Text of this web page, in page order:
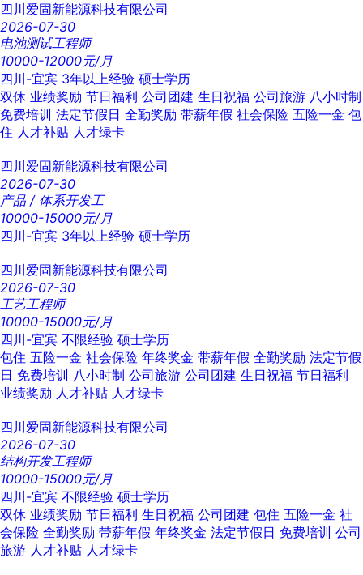
四川爱固新能源科技有限公司
2026-07-30
电池测试工程师
10000-12000元/月
四川-宜宾 3年以上经验 硕士学历
双休 业绩奖励 节日福利 公司团建 生日祝福 公司旅游 八小时制
免费培训 法定节假日 全勤奖励 带薪年假 社会保险 五险一金 包
住 人才补贴 人才绿卡
四川爱固新能源科技有限公司
2026-07-30
产品 / 体系开发工
10000-15000元/月
四川-宜宾 3年以上经验 硕士学历
四川爱固新能源科技有限公司
2026-07-30
工艺工程师
10000-15000元/月
四川-宜宾 不限经验 硕士学历
包住 五险一金 社会保险 年终奖金 带薪年假 全勤奖励 法定节假
日 免费培训 八小时制 公司旅游 公司团建 生日祝福 节日福利
业绩奖励 人才补贴 人才绿卡
四川爱固新能源科技有限公司
2026-07-30
结构开发工程师
10000-15000元/月
四川-宜宾 不限经验 硕士学历
双休 业绩奖励 节日福利 生日祝福 公司团建 包住 五险一金 社
会保险 全勤奖励 带薪年假 年终奖金 法定节假日 免费培训 公司
旅游 人才补贴 人才绿卡